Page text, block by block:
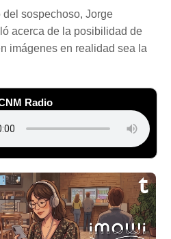
sospechoso, Jorge
acerca de la posibilidad de
imágenes en realidad sea la
Radio